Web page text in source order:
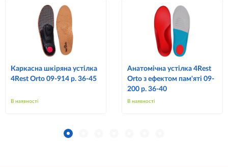
Каркасна шкіряна устілка
4Rest Orto 09-914 р. 36-45
В наявності
Анатомічна устілка 4Rest
Orto з ефектом пам'яті 09-
200 р. 36-40
В наявності